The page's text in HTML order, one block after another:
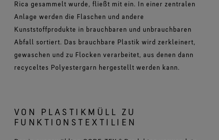
Rica gesammelt wurde, fließt mit ein. In einer zentralen
Anlage werden die Flaschen und andere
Kunststoffprodukte in brauchbaren und unbrauchbaren
Abfall sortiert. Das brauchbare Plastik wird zerkleinert,
gewaschen und zu Flocken verarbeitet, aus denen dann
recyceltes Polyestergarn hergestellt werden kann.
VON PLASTIKMÜLL ZU
FUNKTIONSTEXTILIEN